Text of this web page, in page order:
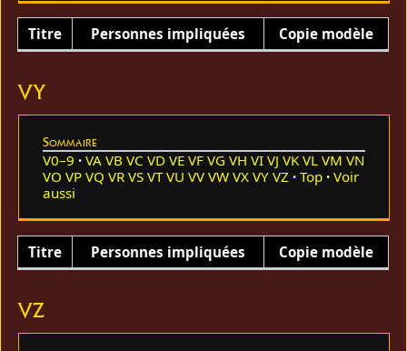
Titre Personnes impliquées Copie modèle
VY
Sommaire
V0–9 VA VB VC VD VE VF VG VH VI VJ VK VL VM VN
VO VP VQ VR VS VT VU VV VW VX VY VZ Top
Voir
aussi
Titre Personnes impliquées Copie modèle
VZ